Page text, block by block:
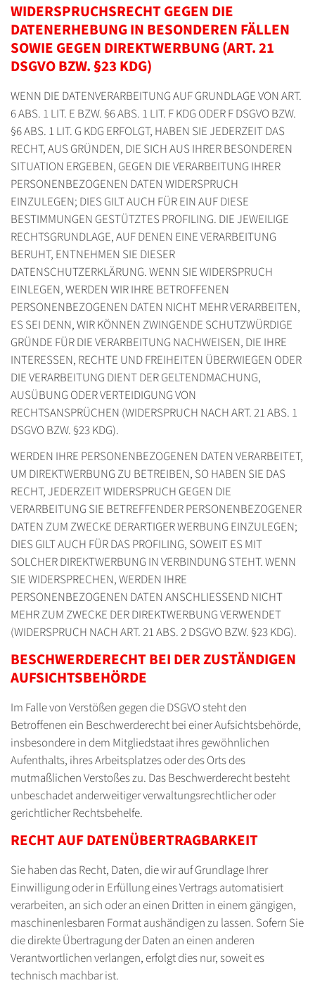
WIDERSPRUCHSRECHT GEGEN DIE
DATENERHEBUNG IN BESONDEREN FÄLLEN
SOWIE GEGEN DIREKTWERBUNG (ART. 21
DSGVO BZW. §23 KDG)
WENN DIE DATENVERARBEITUNG AUF GRUNDLAGE VON ART.
6 ABS. 1 LIT. E BZW. §6 ABS. 1 LIT. F KDG ODER F DSGVO BZW.
§6 ABS. 1 LIT. G KDG ERFOLGT, HABEN SIE JEDERZEIT DAS
RECHT, AUS GRÜNDEN, DIE SICH AUS IHRER BESONDEREN
SITUATION ERGEBEN, GEGEN DIE VERARBEITUNG IHRER
PERSONENBEZOGENEN DATEN WIDERSPRUCH
EINZULEGEN; DIES GILT AUCH FÜR EIN AUF DIESE
BESTIMMUNGEN GESTÜTZTES PROFILING. DIE JEWEILIGE
RECHTSGRUNDLAGE, AUF DENEN EINE VERARBEITUNG
BERUHT, ENTNEHMEN SIE DIESER
DATENSCHUTZERKLÄRUNG. WENN SIE WIDERSPRUCH
EINLEGEN, WERDEN WIR IHRE BETROFFENEN
PERSONENBEZOGENEN DATEN NICHT MEHR VERARBEITEN,
ES SEI DENN, WIR KÖNNEN ZWINGENDE SCHUTZWÜRDIGE
GRÜNDE FÜR DIE VERARBEITUNG NACHWEISEN, DIE IHRE
INTERESSEN, RECHTE UND FREIHEITEN ÜBERWIEGEN ODER
DIE VERARBEITUNG DIENT DER GELTENDMACHUNG,
AUSÜBUNG ODER VERTEIDIGUNG VON
RECHTSANSPRÜCHEN (WIDERSPRUCH NACH ART. 21 ABS. 1
DSGVO BZW. §23 KDG).
WERDEN IHRE PERSONENBEZOGENEN DATEN VERARBEITET,
UM DIREKTWERBUNG ZU BETREIBEN, SO HABEN SIE DAS
RECHT, JEDERZEIT WIDERSPRUCH GEGEN DIE
VERARBEITUNG SIE BETREFFENDER PERSONENBEZOGENER
DATEN ZUM ZWECKE DERARTIGER WERBUNG EINZULEGEN;
DIES GILT AUCH FÜR DAS PROFILING, SOWEIT ES MIT
SOLCHER DIREKTWERBUNG IN VERBINDUNG STEHT. WENN
SIE WIDERSPRECHEN, WERDEN IHRE
PERSONENBEZOGENEN DATEN ANSCHLIESSEND NICHT
MEHR ZUM ZWECKE DER DIREKTWERBUNG VERWENDET
(WIDERSPRUCH NACH ART. 21 ABS. 2 DSGVO BZW. §23 KDG).
BESCHWERDE­RECHT BEI DER ZUSTÄNDIGEN
AUFSICHTS­BEHÖRDE
Im Falle von Verstößen gegen die DSGVO steht den
Betroffenen ein Beschwerderecht bei einer Aufsichtsbehörde,
insbesondere in dem Mitgliedstaat ihres gewöhnlichen
Aufenthalts, ihres Arbeitsplatzes oder des Orts des
mutmaßlichen Verstoßes zu. Das Beschwerderecht besteht
unbeschadet anderweitiger verwaltungsrechtlicher oder
gerichtlicher Rechtsbehelfe.
RECHT AUF DATEN­ÜBERTRAG­BARKEIT
Sie haben das Recht, Daten, die wir auf Grundlage Ihrer
Einwilligung oder in Erfüllung eines Vertrags automatisiert
verarbeiten, an sich oder an einen Dritten in einem gängigen,
maschinenlesbaren Format aushändigen zu lassen. Sofern Sie
die direkte Übertragung der Daten an einen anderen
Verantwortlichen verlangen, erfolgt dies nur, soweit es
technisch machbar ist.